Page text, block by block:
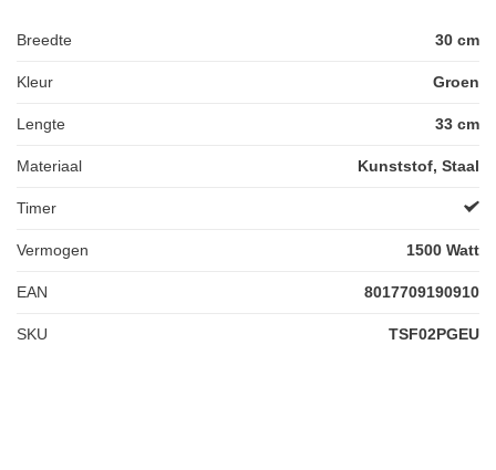
Breedte 30 cm
Kleur Groen
Lengte 33 cm
Materiaal Kunststof, Staal
Timer
Vermogen 1500 Watt
EAN 8017709190910
SKU TSF02PGEU